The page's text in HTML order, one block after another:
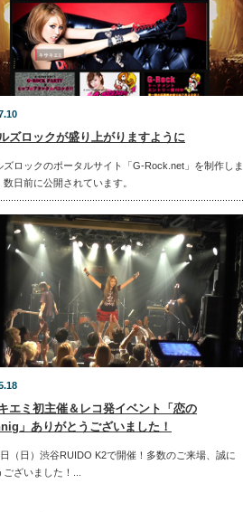
ズロックが盛り上がりますように
ズロックのポータルサイト「G-Rock.net」を制作しま
数日前に公開されています。
エミ初主催＆レコ発イベント「恋の
」ありがとうございました！
（日）渋谷RUIDO K2で開催！多数のご来場、誠に
ございました！...